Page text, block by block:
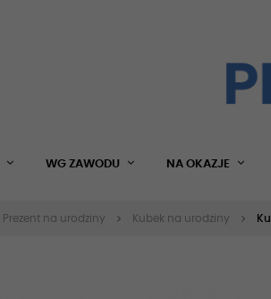
WG ZAWODU NA OKAZJE
Prezent na urodziny Kubek na urodziny